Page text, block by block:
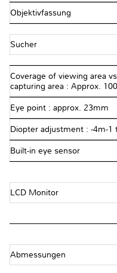
Objektivfassung
Sucher
Coverage of viewing area
capturing area : Approx.
Eye point : approx. 23mm
Diopter adjustment : -4m-1
Built-in eye sensor
LCD Monitor
Abmessungen